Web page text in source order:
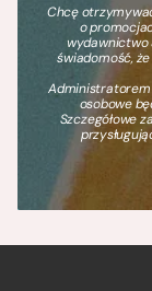
Chcę
o
wydawnictwo
świadomość,
Administratorem
osobowe
Szczegółowe